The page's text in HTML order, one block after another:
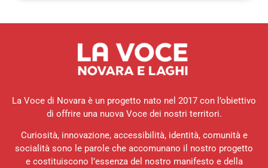
La Voce di Novara è un progetto nato nel 2017 con l’obiettivo
di offrire una nuova Voce dei nostri territori.
Curiosità, innovazione, accessibilità, identità, comunità e
socialità sono le parole che accomunano il nostro progetto
e costituiscono l’essenza del nostro manifesto e della